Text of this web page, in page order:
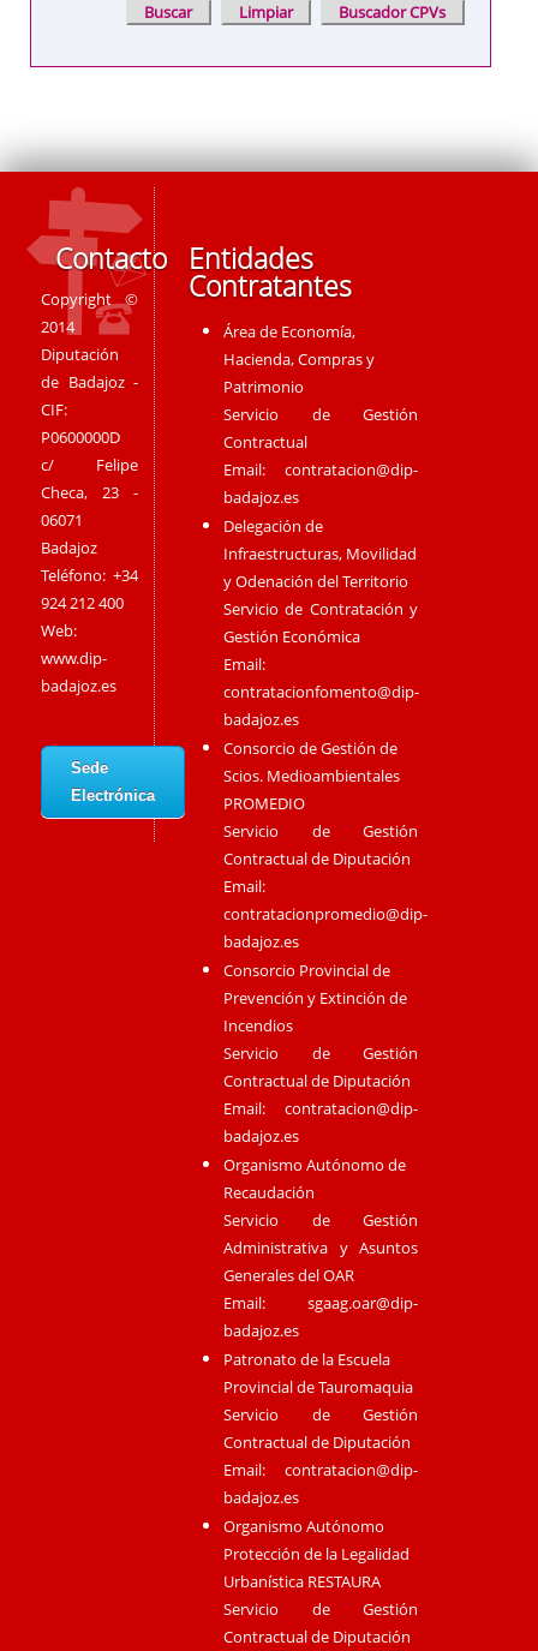
Contacto
Copyright ©
2014
Diputación
de Badajoz -
CIF:
P0600000D
c/ Felipe
Checa, 23 -
06071
Badajoz
Teléfono: +34
924 212 400
Web:
www.dip-
badajoz.es
Sede
Electrónica
Entidades
Contratantes
Área de Economía,
Hacienda, Compras y
Patrimonio
Servicio de Gestión
Contractual
Email:contratacion@dip-
badajoz.es
Delegación de
Infraestructuras, Movilidad
y Odenación del Territorio
Servicio de Contratación y
Gestión Económica
Email:
contratacionfomento@dip-
badajoz.es
Consorcio de Gestión de
Scios. Medioambientales
PROMEDIO
Servicio de Gestión
Contractual de Diputación
Email:
contratacionpromedio@dip-
badajoz.es
Consorcio Provincial de
Prevención y Extinción de
Incendios
Servicio de Gestión
Contractual de Diputación
Email:contratacion@dip-
badajoz.es
Organismo Autónomo de
Recaudación
Servicio de Gestión
Administrativa y Asuntos
Generales del OAR
Email:sgaag.oar@dip-
badajoz.es
Patronato de la Escuela
Provincial de Tauromaquia
Servicio de Gestión
Contractual de Diputación
Email:contratacion@dip-
badajoz.es
Organismo Autónomo
Protección de la Legalidad
Urbanística RESTAURA
Servicio de Gestión
Contractual de Diputación